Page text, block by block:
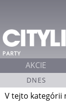
PARTY
V tejto kategórii
AKCIE
DNES